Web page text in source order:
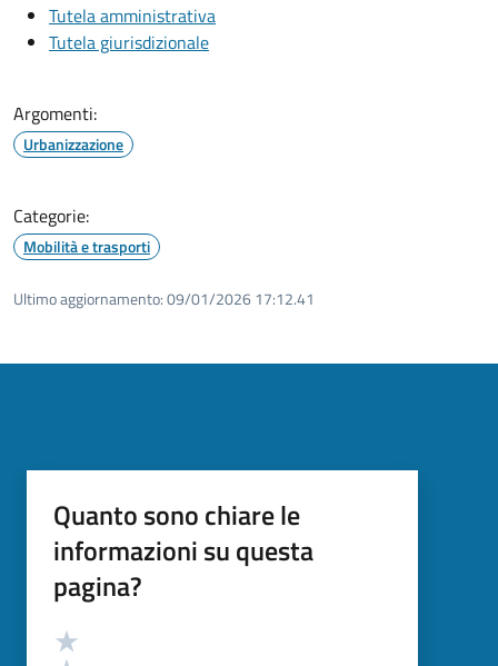
Tutela amministrativa
Tutela giurisdizionale
Argomenti:
Urbanizzazione
Categorie:
Mobilità e trasporti
Ultimo aggiornamento:09/01/2026 17:12.41
Quanto sono chiare le
informazioni su questa
pagina?
Valutazione